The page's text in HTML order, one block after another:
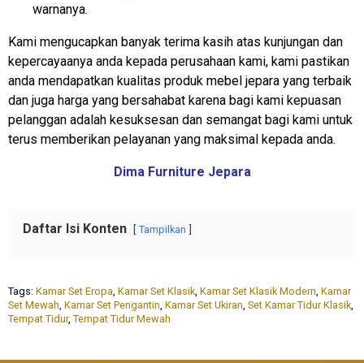
warnanya.
Kami mengucapkan banyak terima kasih atas kunjungan dan
kepercayaanya anda kepada perusahaan kami, kami pastikan
anda mendapatkan kualitas produk mebel jepara yang terbaik
dan juga harga yang bersahabat karena bagi kami kepuasan
pelanggan adalah kesuksesan dan semangat bagi kami untuk
terus memberikan pelayanan yang maksimal kepada anda.
Dima Furniture Jepara
Daftar Isi Konten Tampilkan
Tags: Kamar Set Eropa Kamar Set Klasik Kamar Set Klasik Modern Kamar
Set Mewah Kamar Set Pengantin Kamar Set Ukiran Set Kamar Tidur Klasik
Tempat Tidur, Tempat Tidur Mewah